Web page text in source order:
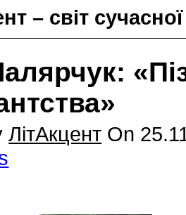
– світ
ЛітАкцент On